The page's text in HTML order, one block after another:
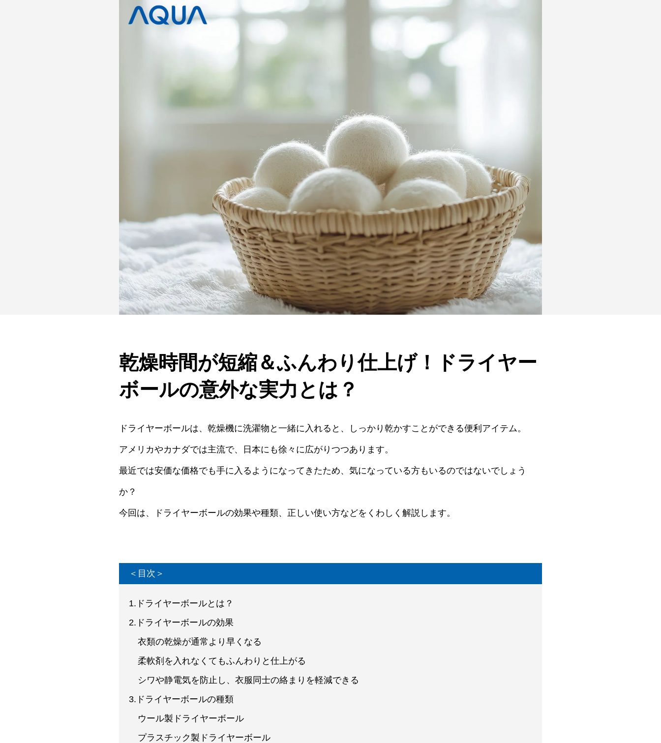
乾燥時間が短縮＆ふんわり仕上げ！ドライヤー
ボールの意外な実力とは？
ドライヤーボールは、乾燥機に洗濯物と一緒に入れると、しっかり乾かすことができる便利アイテム。
アメリカやカナダでは主流で、日本にも徐々に広がりつつあります。
最近では安価な価格でも手に入るようになってきたため、気になっている方もいるのではないでしょう
か？
今回は、ドライヤーボールの効果や種類、正しい使い方などをくわしく解説します。
＜目次＞
1.ドライヤーボールとは？
2.ドライヤーボールの効果
衣類の乾燥が通常より早くなる
柔軟剤を入れなくてもふんわりと仕上がる
シワや静電気を防止し、衣服同士の絡まりを軽減できる
3.ドライヤーボールの種類
ウール製ドライヤーボール
プラスチック製ドライヤーボール